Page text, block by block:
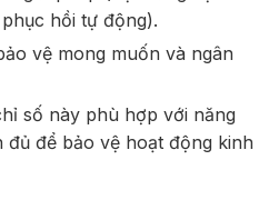
hồi tự động).
vệ mong muốn và ngân
số này phù hợp với năng
để bảo vệ hoạt động kinh